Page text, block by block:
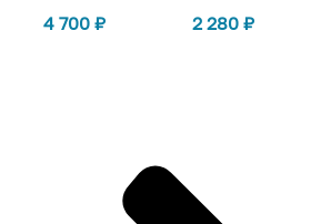
4 700₽ 2 280₽